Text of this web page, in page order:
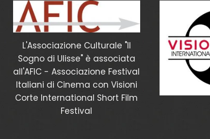
L'Associazione Culturale "Il
Sogno di Ulisse" è associata
all'AFIC - Associazione Festival
Italiani di Cinema con Visioni
Corte International Short Film
Festival